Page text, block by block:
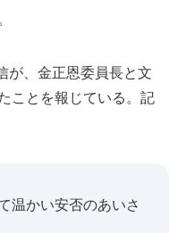
、金正恩委員長と文
ことを報じている。記
温かい安否のあいさ